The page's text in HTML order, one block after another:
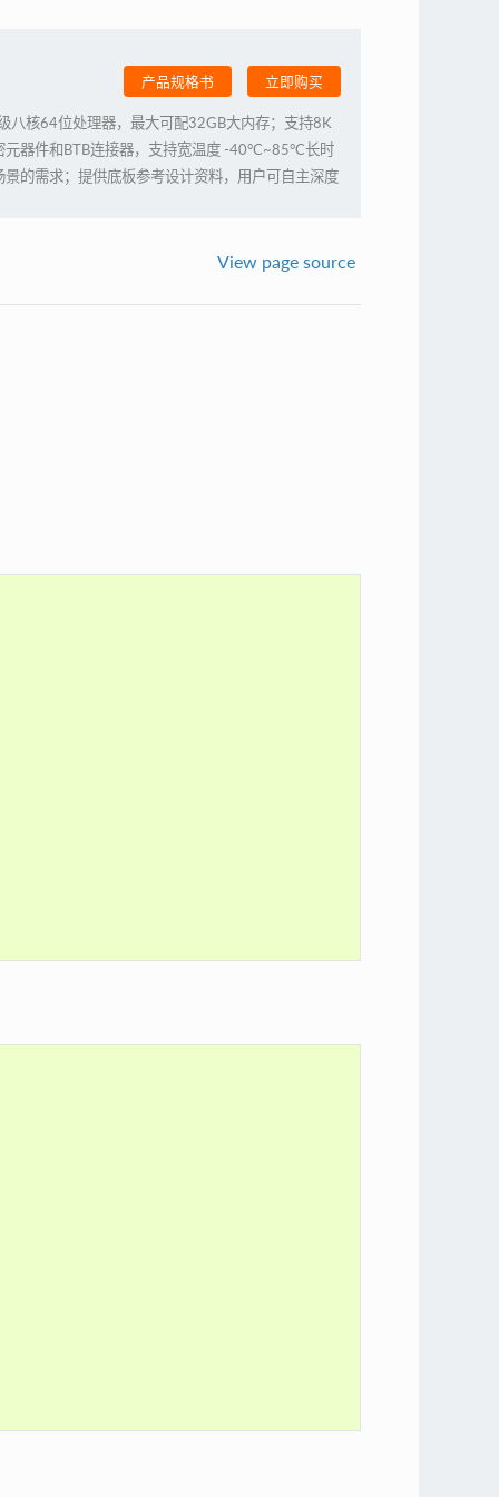
产品规格书 立即购买
八核64位处理器，最大可配32GB大内存；支持8K
器件和BTB连接器，支持宽温度 -40°C~85°C长时
的需求；提供底板参考设计资料，用户可自主深度
View page source